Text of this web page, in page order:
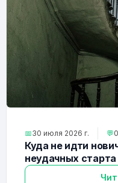
📅30 июля 2026 г. 💬0
Куда не идти
неудачных старта